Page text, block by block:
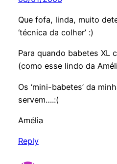
Que fofa, linda, muito
‘técnica da colher’ :)
Para quando babetes XL
(como esse lindo da
Os ‘mini-babetes’ da
servem….:(
Amélia
Reply